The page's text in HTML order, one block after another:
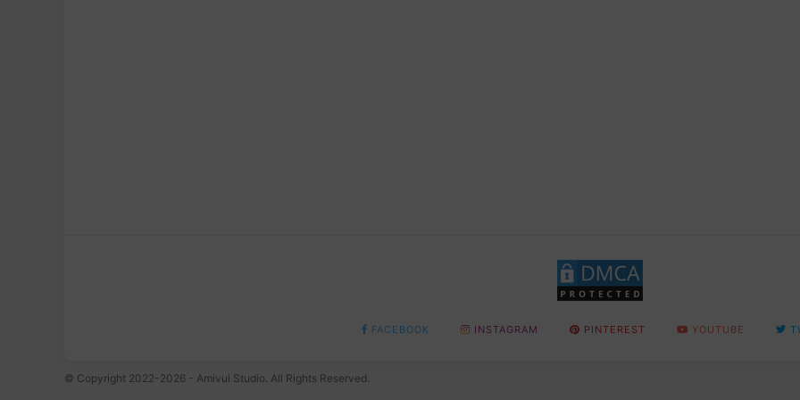
FACEBOOK INSTAGRAM PINTEREST YOUTUBE
© Copyright 2022-2026 - Amivui Studio. All Rights Reserved.